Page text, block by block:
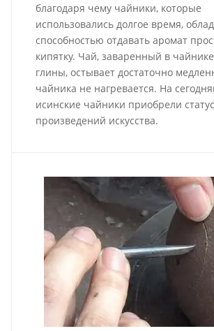
благодаря чему чайники, которые
использовались долгое время,
способностью отдавать аромат
кипятку. Чай, заваренный в
глины, остывает достаточно
чайника не нагревается. На
исинские чайники приобрели
произведений искусства.